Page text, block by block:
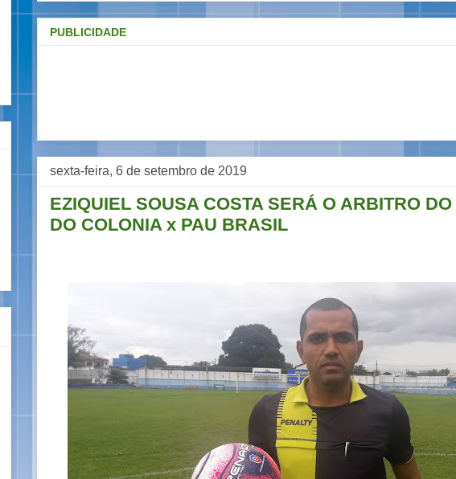
PUBLICIDADE
sexta-feira, 6 de setembro de 2019
EZIQUIEL SOUSA COSTA SERÁ O ARBITRO
DO COLONIA x PAU BRASIL